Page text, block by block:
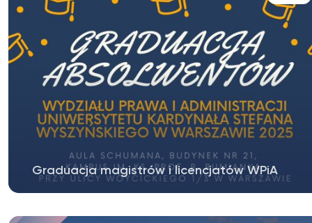
Graduacja magistrów i licencjatów WPiA
serdecznie zapraszamy...